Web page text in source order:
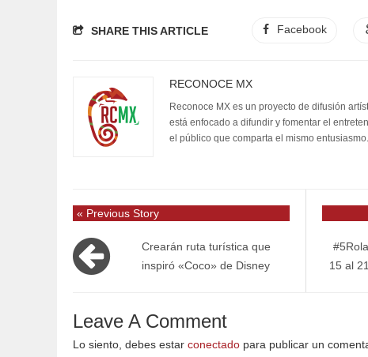
SHARE THIS ARTICLE Facebook
RECONOCE MX
Reconoce MX es un proyecto de difusión
está enfocado a difundir y fomentar el
el público que comparta el mismo entusiasmo.
« Previous Story
Crearán ruta turística que
inspiró «Coco» de Disney
15 al
Leave A Comment
Lo siento, debes estar conectado para publicar un